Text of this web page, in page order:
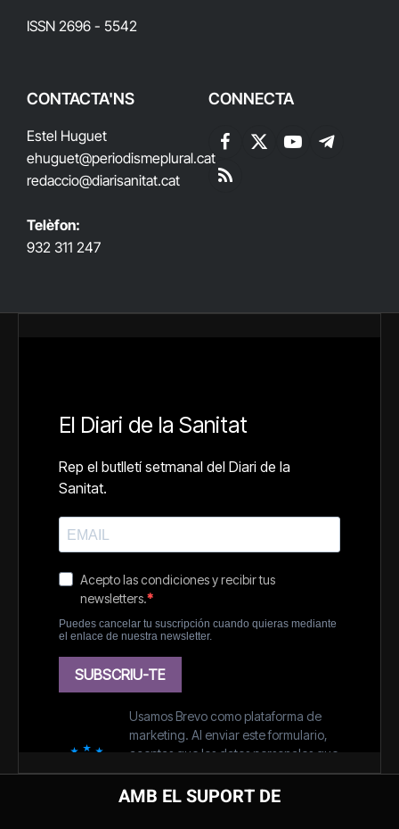
ISSN 2696 - 5542
CONTACTA'NS
Estel Huguet
ehuguet@periodismeplural.cat
redaccio@diarisanitat.cat
Telèfon:
932 311 247
CONNECTA
Facebook
X
YouTubeTelegram
RSS
AMB EL SUPORT DE